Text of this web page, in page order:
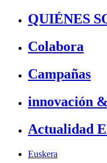
QUIÉNES
Colabora
Campañas
innovación
Actualidad
Euskera